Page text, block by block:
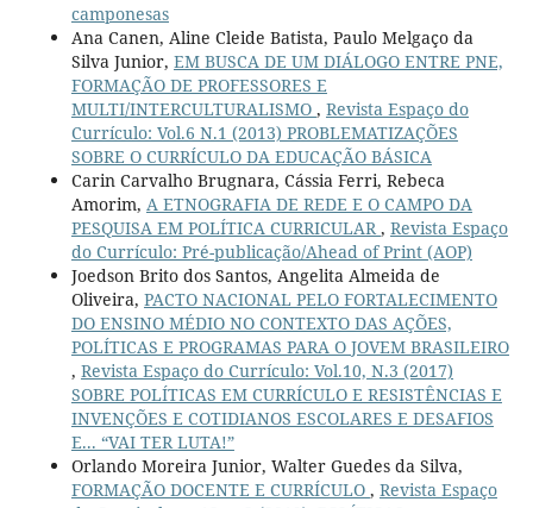
camponesas
Ana Canen, Aline Cleide Batista, Paulo Melgaço da
Silva Junior, EM BUSCA DE UM DIÁLOGO ENTRE PNE,
FORMAÇÃO DE PROFESSORES E
MULTI/INTERCULTURALISMO , Revista Espaço do
Currículo: Vol.6 N.1 (2013) PROBLEMATIZAÇÕES
SOBRE O CURRÍCULO DA EDUCAÇÃO BÁSICA
Carin Carvalho Brugnara, Cássia Ferri, Rebeca
Amorim, A ETNOGRAFIA DE REDE E O CAMPO DA
PESQUISA EM POLÍTICA CURRICULAR, Revista Espaço
do Currículo: Pré-publicação/Ahead of Print (AOP)
Joedson Brito dos Santos, Angelita Almeida de
Oliveira, PACTO NACIONAL PELO FORTALECIMENTO
DO ENSINO MÉDIO NO CONTEXTO DAS AÇÕES,
POLÍTICAS E PROGRAMAS PARA O JOVEM BRASILEIRO
, Revista Espaço do Currículo: Vol.10, N.3 (2017)
SOBRE POLÍTICAS EM CURRÍCULO E RESISTÊNCIAS E
INVENÇÕES E COTIDIANOS ESCOLARES E DESAFIOS
E... “VAI TER LUTA!”
Orlando Moreira Junior, Walter Guedes da Silva,
FORMAÇÃO DOCENTE E CURRÍCULO , Revista Espaço